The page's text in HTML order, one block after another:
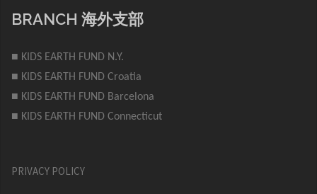
BRANCH 海外支部
■ KIDS EARTH FUND N.Y.
■ KIDS EARTH FUND Croatia
■ KIDS EARTH FUND Barcelona
■ KIDS EARTH FUND Connecticut
PRIVACY POLICY